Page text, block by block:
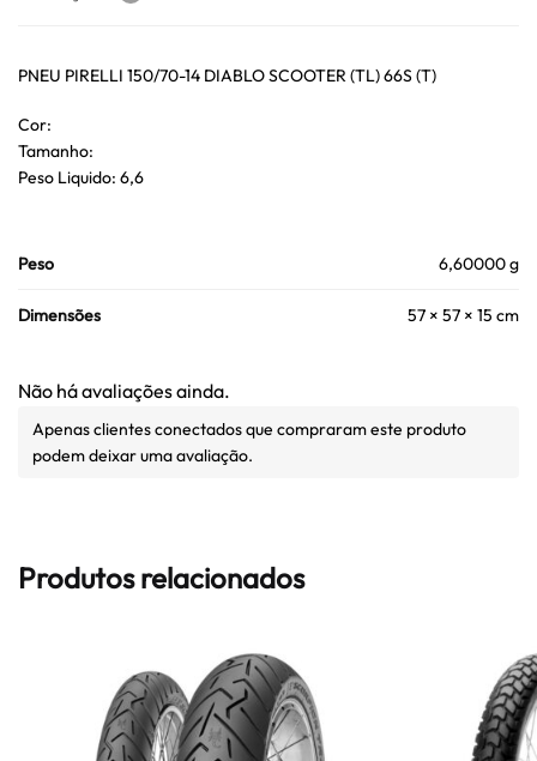
PNEU PIRELLI 150/70-14 DIABLO SCOOTER (TL) 66S (T)
Cor:
Tamanho:
Peso Liquido: 6,6
Peso 6,60000 g
Dimensões 57 × 57 × 15 cm
Não há avaliações ainda.
Apenas clientes conectados que compraram este produto
podem deixar uma avaliação.
Produtos relacionados